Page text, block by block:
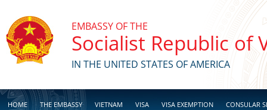
EMBASSY OF THE
Socialist Republic of
IN THE UNITED STATES OF AMERICA
HOME THE EMBASSY VIETNAM VISA VISA EXEMPTION CONSULAR